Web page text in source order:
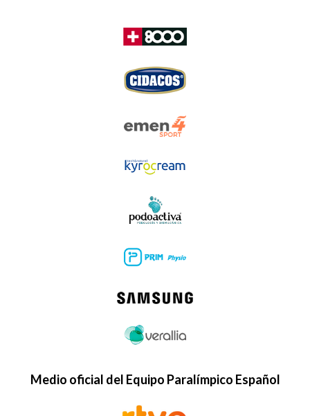
Medio oficial del Equipo Paralímpico Español